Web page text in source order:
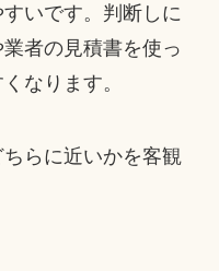
いです。判断しに
者の見積書を使っ
なります。
らに近いかを客観